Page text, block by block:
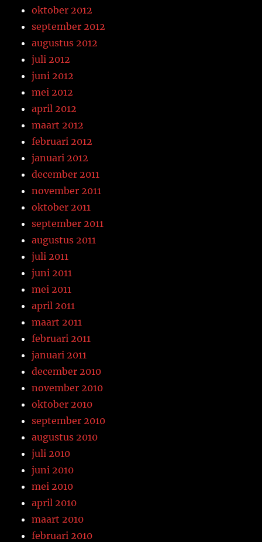
oktober 2012
september 2012
augustus 2012
juli 2012
juni 2012
mei 2012
april 2012
maart 2012
februari 2012
januari 2012
december 2011
november 2011
oktober 2011
september 2011
augustus 2011
juli 2011
juni 2011
mei 2011
april 2011
maart 2011
februari 2011
januari 2011
december 2010
november 2010
oktober 2010
september 2010
augustus 2010
juli 2010
juni 2010
mei 2010
april 2010
maart 2010
februari 2010